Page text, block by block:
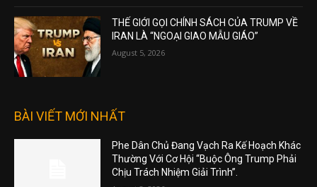
THẾ GIỚI GỌI CHÍNH SÁCH CỦA TRUMP VỀ
IRAN LÀ “NGOẠI GIAO MẪU GIÁO”
August 5, 2026
BÀI VIẾT MỚI NHẤT
Phe Dân Chủ Đang Vạch Ra Kế Hoạch Khác
Thường Với Cơ Hội “Buộc Ông Trump Phải
Chịu Trách Nhiệm Giải Trình”.